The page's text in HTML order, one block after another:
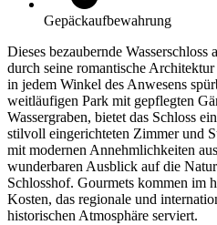
Gepäckaufbewahrung
Dieses bezaubernde Wasserschloss
durch seine romantische
in jedem Winkel des Anwesens
weitläufigen Park mit gepflegten
Wassergraben, bietet das Schloss
stilvoll eingerichteten Zimmer und
mit modernen Annehmlichkeiten
wunderbaren Ausblick auf die
Schlosshof. Gourmets kommen im
Kosten, das regionale und
historischen Atmosphäre serviert.